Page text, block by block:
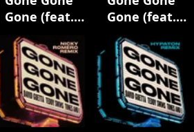
Gone (feat.
Teddy Swims)
[Unplugged]
Gone (feat.
Teddy Swims)
[Nathan Dawe
Remix]